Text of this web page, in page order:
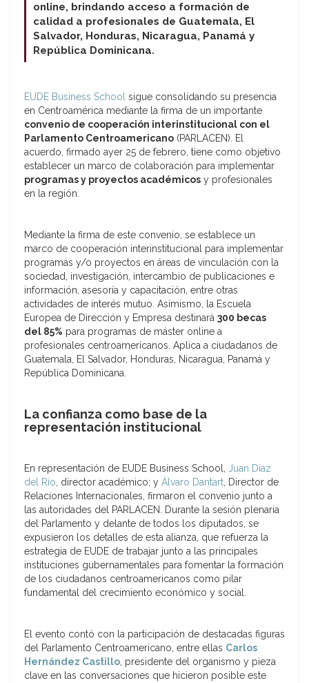
online, brindando acceso a formación de
calidad a profesionales de Guatemala, El
Salvador, Honduras, Nicaragua, Panamá y
República Dominicana.
EUDE Business School sigue consolidando su presencia
en Centroamérica mediante la firma de un importante
convenio de cooperación interinstitucional con el
Parlamento Centroamericano (PARLACEN). El
acuerdo, firmado ayer 25 de febrero, tiene como objetivo
establecer un marco de colaboración para implementar
programas y proyectos académicos y profesionales
en la región.
Mediante la firma de este convenio, se establece un
marco de cooperación interinstitucional para implementar
programas y/o proyectos en áreas de vinculación con la
sociedad, investigación, intercambio de publicaciones e
información, asesoría y capacitación, entre otras
actividades de interés mutuo. Asimismo, la Escuela
Europea de Dirección y Empresa destinará 300 becas
del 85% para programas de máster online a
profesionales centroamericanos. Aplica a ciudadanos de
Guatemala, El Salvador, Honduras, Nicaragua, Panamá y
República Dominicana.
La confianza como base de la
representación institucional
En representación de EUDE Business School, Juan Díaz
del Río, director académico; y Álvaro Dantart, Director de
Relaciones Internacionales, firmaron el convenio junto a
las autoridades del PARLACEN. Durante la sesión plenaria
del Parlamento y delante de todos los diputados, se
expusieron los detalles de esta alianza, que refuerza la
estrategia de EUDE de trabajar junto a las principales
instituciones gubernamentales para fomentar la formación
de los ciudadanos centroamericanos como pilar
fundamental del crecimiento económico y social.
El evento contó con la participación de destacadas figuras
del Parlamento Centroamericano, entre ellas Carlos
Hernández Castillo, presidente del organismo y pieza
clave en las conversaciones que hicieron posible este